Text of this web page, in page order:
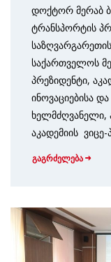
დოქტორ მერაბ
ტრანსპორტის
საზღვარგარეთის
საქართველოს
პრეზიდენტი,
ინოვაციებისა
ხელმძღვანელი,
აკადემიის
გაგრძელება